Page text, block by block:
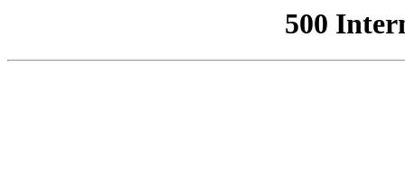
500